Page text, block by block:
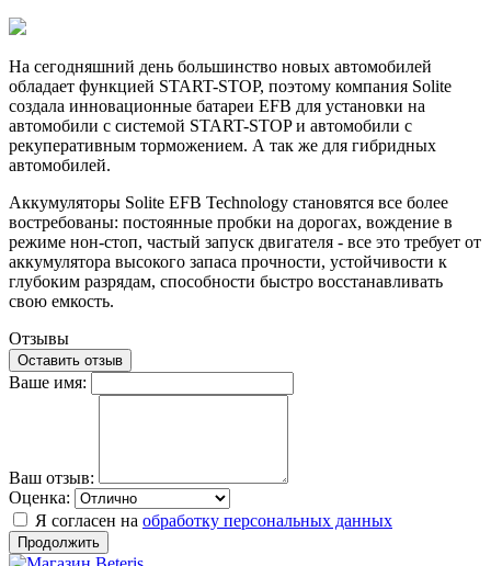
На сегодняшний день большинство новых автомобилей
обладает функцией START-STOP, поэтому компания Solite
создала инновационные батареи EFB для установки на
автомобили с системой START-STOP и автомобили с
рекуперативным торможением. А так же для гибридных
автомобилей.
Аккумуляторы Solite EFB Technology становятся все более
востребованы: постоянные пробки на дорогах, вождение в
режиме нон-стоп, частый запуск двигателя - все это требует от
аккумулятора высокого запаса прочности, устойчивости к
глубоким разрядам, способности быстро восстанавливать
свою емкость.
Отзывы
Оставить отзыв
Ваше имя:
Ваш отзыв:
Оценка:
Я согласен на обработку персональных данных
Продолжить